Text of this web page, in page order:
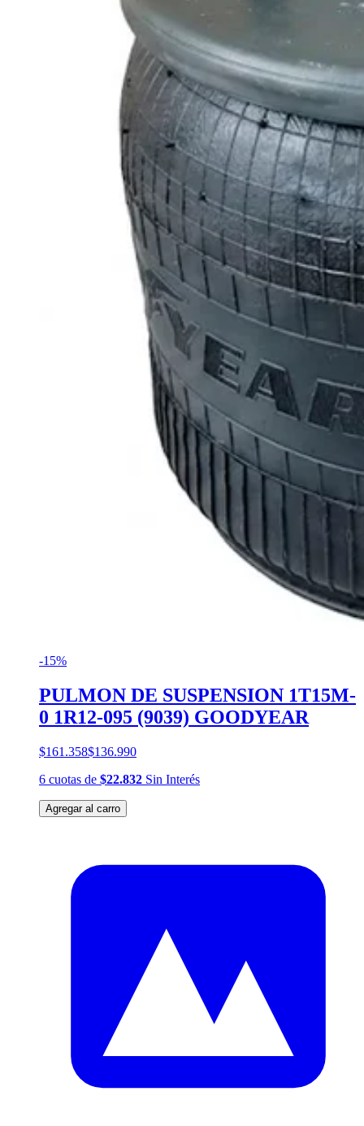
-15%
PULMON DE SUSPENSION 1T15M-
0 1R12-095 (9039) GOODYEAR
$161.358$136.990
6 cuotas de $22.832 Sin Interés
Agregar al carro